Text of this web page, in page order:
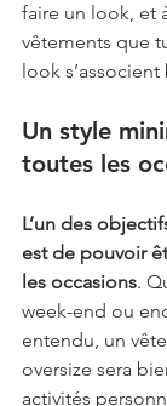
faire un look, et
vêtements que
look s’associent
Un style
toutes les
L’un des
est de pouvoir
les occasions.
week-end ou
entendu, un
oversize sera
activités